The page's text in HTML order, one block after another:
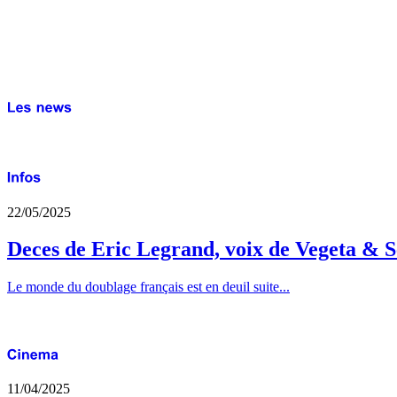
22/05/2025
Deces de Eric Legrand, voix de Vegeta &
Le monde du doublage français est en deuil suite...
11/04/2025